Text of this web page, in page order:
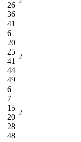
26
36
41
6
20
25
41
44
49
2
6
7
15
20
28
48
2